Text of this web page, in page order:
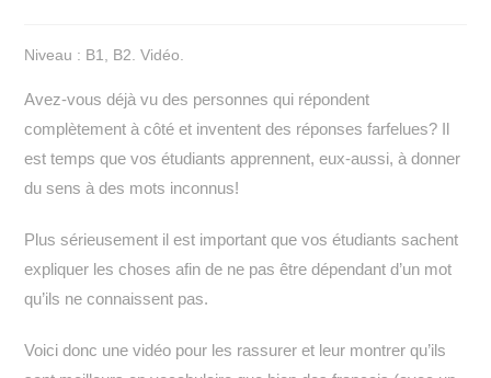
publication :
Niveau : B1, B2. Vidéo.
Avez-vous déjà vu des personnes qui répondent
complètement à côté et inventent des réponses farfelues? Il
est temps que vos étudiants apprennent, eux-aussi, à donner
du sens à des mots inconnus!
Plus sérieusement il est important que vos étudiants sachent
expliquer les choses afin de ne pas être dépendant d’un mot
qu’ils ne connaissent pas.
Voici donc une vidéo pour les rassurer et leur montrer qu’ils